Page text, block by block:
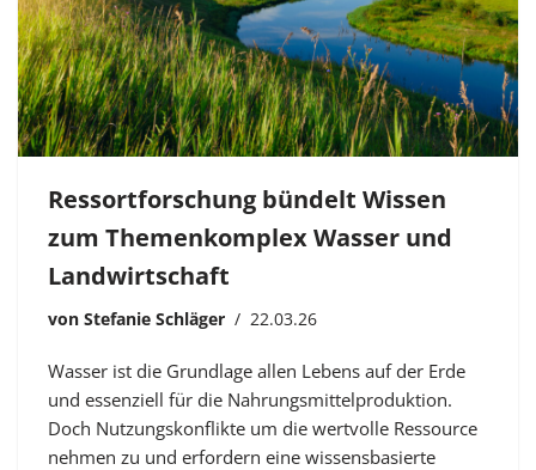
Ressortforschung bündelt Wissen
zum Themenkomplex Wasser und
Landwirtschaft
von Stefanie Schläger 22.03.26
Wasser ist die Grundlage allen Lebens auf der Erde
und essenziell für die Nahrungsmittelproduktion.
Doch Nutzungskonflikte um die wertvolle Ressource
nehmen zu und erfordern eine wissensbasierte